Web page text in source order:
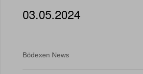
03.05.2024
Bödexen News